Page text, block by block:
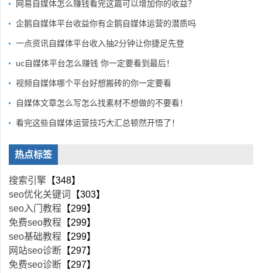
网易自媒体怎么赚钱看完这篇可以增加你的收益？
企鹅自媒体平台收益你有企鹅自媒体运营的潜质吗
一点资讯自媒体平台收入抽2分钟让你捷足先登
uc自媒体平台怎么赚钱 你一定要看到最后！
视频自媒体哪个平台好想搬砖的你一定要看
自媒体文章怎么写怎么找素材不想做的不要看！
看完这些自媒体运营技巧大汇总顿然开悟了！
热点标签
搜索引擎 【348】
seo优化关键词
【303】
seo入门教程 【299】
免费seo教程 【299】
seo基础教程 【299】
网站seo诊断 【297】
免费seo诊断 【297】